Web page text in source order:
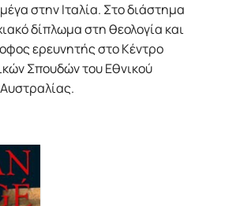
στην Ιταλία. Στο διάστημα
δίπλωμα στη θεολογία και
ερευνητής στο Κέντρο
Σπουδών του Εθνικού